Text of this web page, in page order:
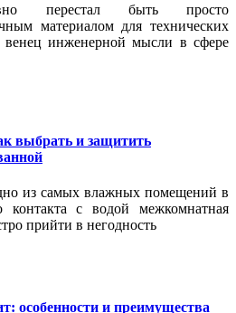
перестал быть просто
материалом для технических
инженерной мысли в сфере
выбрать и защитить
из самых влажных помещений в
контакта с водой межкомнатная
прийти в негодность
особенности и преимущества